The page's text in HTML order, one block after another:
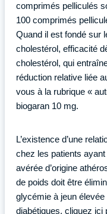
comprimés pelliculés
100 comprimés
Quand il est fondé sur
cholestérol, efficacité
cholestérol, qui
réduction relative liée
vous à la rubrique «
biogaran 10 mg.
L’existence d’une
chez les patients
avérée d’origine
de poids doit être
glycémie à jeun élevée
diabétiques, cliquez ici